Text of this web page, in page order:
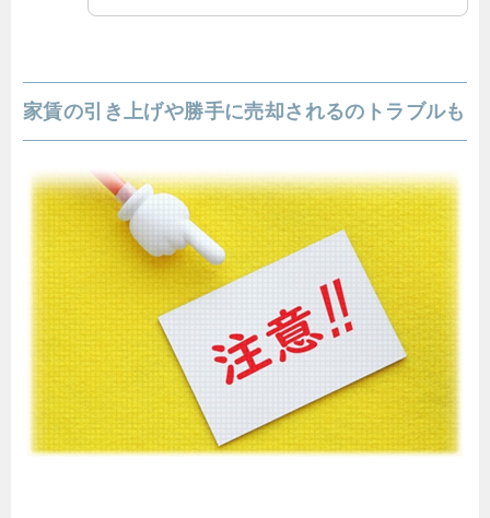
家賃の引き上げや勝手に売却されるのトラブルも